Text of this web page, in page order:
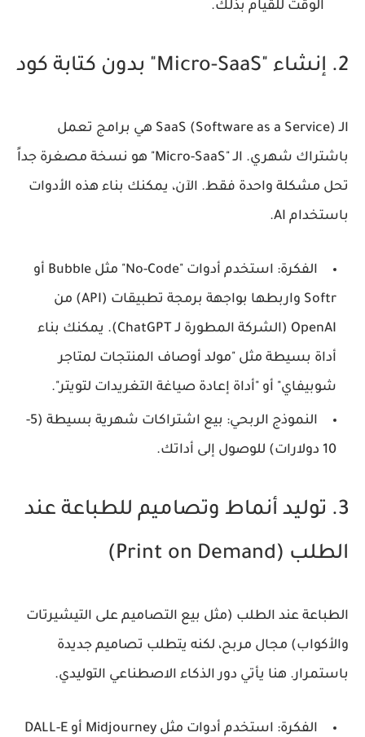
الوقت للقيام بذلك.
2. إنشاء "Micro-SaaS" بدون كتابة كود
الـ SaaS (Software as a Service) هي برامج تعمل
باشتراك شهري. الـ "Micro-SaaS" هو نسخة مصغرة جداً
تحل مشكلة واحدة فقط. الآن، يمكنك بناء هذه الأدوات
باستخدام AI.
الفكرة:
استخدم أدوات "No-Code" مثل Bubble أو
Softr واربطها بواجهة برمجة تطبيقات (API) من
OpenAI (الشركة المطورة لـ ChatGPT). يمكنك بناء
أداة بسيطة مثل "مولد أوصاف المنتجات لمتاجر
شوبيفاي" أو "أداة إعادة صياغة التغريدات لتويتر".
النموذج الربحي:
بيع اشتراكات شهرية بسيطة (5-
10 دولارات) للوصول إلى أداتك.
3. توليد أنماط وتصاميم للطباعة عند
الطلب (Print on Demand)
الطباعة عند الطلب (مثل بيع التصاميم على التيشيرتات
والأكواب) مجال مربح، لكنه يتطلب تصاميم جديدة
باستمرار. هنا يأتي دور الذكاء الاصطناعي التوليدي.
الفكرة:
استخدم أدوات مثل Midjourney أو DALL-E